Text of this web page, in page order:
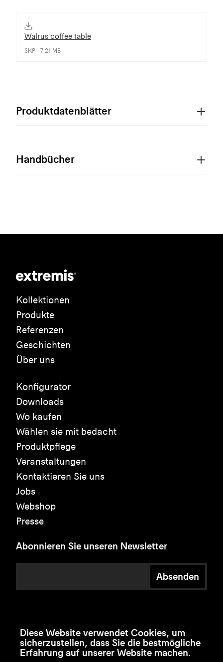
Walrus coffee table
SKP - 7.21 MB
Produktdatenblätter
Handbücher
Kollektionen
Produkte
Referenzen
Geschichten
Über uns
Konfigurator
Downloads
Wo kaufen
Wählen sie mit bedacht
Produktpflege
Veranstaltungen
Kontaktieren Sie uns
Jobs
Webshop
Presse
Abonnieren Sie unseren Newsletter
Absenden
Diese Website verwendet Cookies, um
sicherzustellen, dass Sie die bestmögliche
Erfahrung auf unserer Website machen.